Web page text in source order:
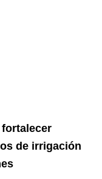
fortalecer
de irrigación